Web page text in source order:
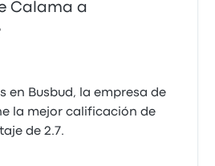
Calama a
en Busbud, la empresa de
la mejor calificación de
de 2.7.